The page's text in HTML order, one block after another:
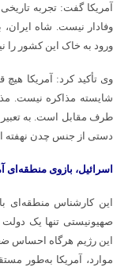
آمریکا گفت: تجربه
وفادار نیست. شاه ایران،
ورود به خاک این کشور را
وی تأکید کرد: آمریکا
شایسته مذاکره نیست.
طرف مقابل است. به
دستی از جنس چدن نهفته
اسرائیل، بازوی منطقه‌ای
این کارشناس منطقه‌ای
صهیونیستی تنها یک
این رژیم هرگاه احساس
موارد، آمریکا به‌طور